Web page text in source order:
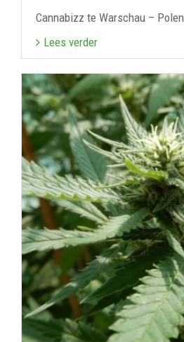
Cannabizz te Warschau – Polen
Lees verder